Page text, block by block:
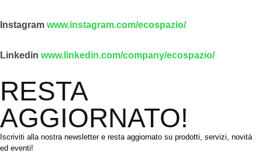
Instagram www.instagram.com/ecospazio/
Linkedin www.linkedin.com/company/ecospazio/
RESTA
AGGIORNATO!
Iscriviti alla nostra newsletter e resta aggiornato su prodotti, servizi, novità
ed eventi!